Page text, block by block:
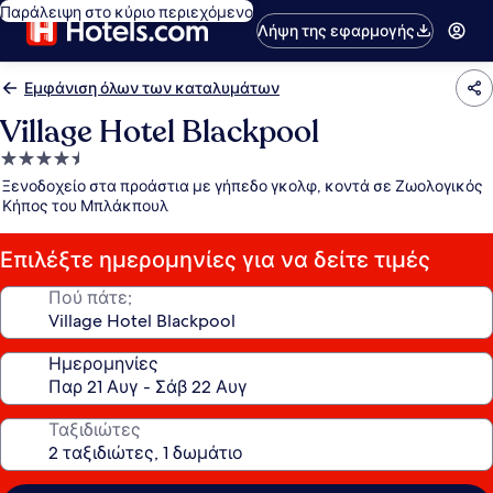
Παράλειψη στο κύριο περιεχόμενο
Λήψη της εφαρμογής
Εμφάνιση όλων των καταλυμάτων
Village Hotel Blackpool
Κατάλυμα
με
4.5
αστέρια
Ξενοδοχείο στα προάστια με γήπεδο γκολφ, κοντά σε Ζωολογικός
Κήπος του Μπλάκπουλ
Επιλέξτε ημερομηνίες για να δείτε τιμές
Πού πάτε;
Ημερομηνίες
Ταξιδιώτες